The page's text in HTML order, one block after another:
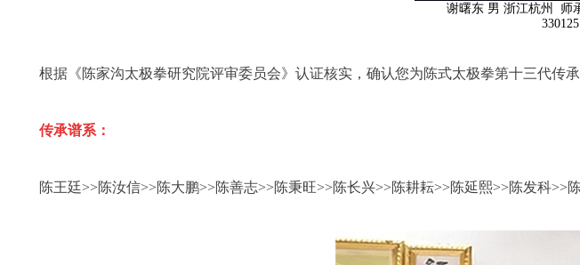
谢曙东 男 浙江杭州 师
根据《陈家沟太极拳研究院评审委员会》认证核实，确认您为陈式太极拳第十三代传承
传承谱系：
陈王廷>>陈汝信>>陈大鹏>>陈善志>>陈秉旺>>陈长兴>>陈耕耘>>陈延熙>>陈发科>>